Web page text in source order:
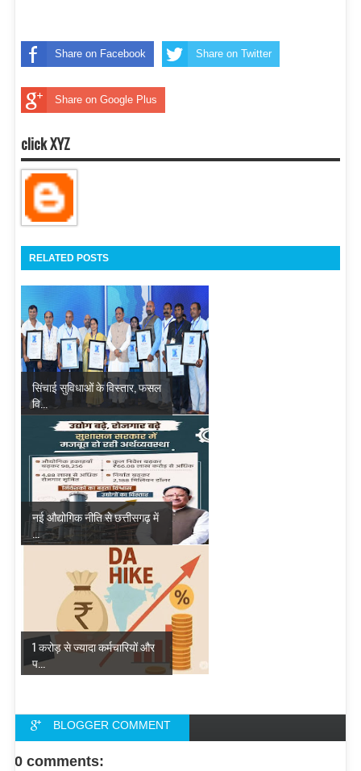
Share on Facebook Share on Twitter
Share on Google Plus
click XYZ
RELATED POSTS
सिंचाई सुविधाओं के विस्तार, फसल
वि...
नई औद्योगिक नीति से छत्तीसगढ़ में
...
1 करोड़ से ज्यादा कर्मचारियों और
प...
BLOGGER COMMENT
FACEBOOK COMMENT
0 comments: